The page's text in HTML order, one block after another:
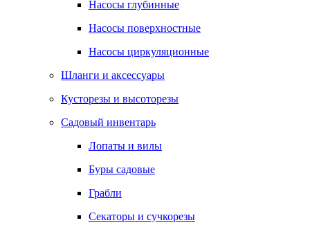
Насосы глубинные
Насосы поверхностные
Насосы циркуляционные
Шланги и аксессуары
Кусторезы и высоторезы
Садовый инвентарь
Лопаты и вилы
Буры садовые
Грабли
Секаторы и сучкорезы